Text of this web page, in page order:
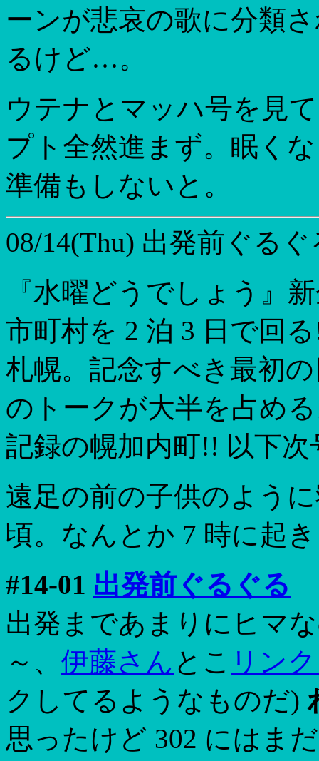
ーンが悲哀の歌に分類
るけど…。
ウテナとマッハ号を見
プト全然進まず。眠く
準備もしないと。
08/14(Thu) 出発前ぐるぐ
『水曜どうでしょう』
市町村を 2 泊 3 日で回
札幌。記念すべき最初
のトークが大半を占め
記録の幌加内町!! 以下次
遠足の前の子供のよう
頃。なんとか 7 時に起
#14-01 出発前ぐるぐる
出発まであまりにヒマ
～、 伊藤さん とこ リン
クしてるようなものだ)
思ったけど 302 にはま